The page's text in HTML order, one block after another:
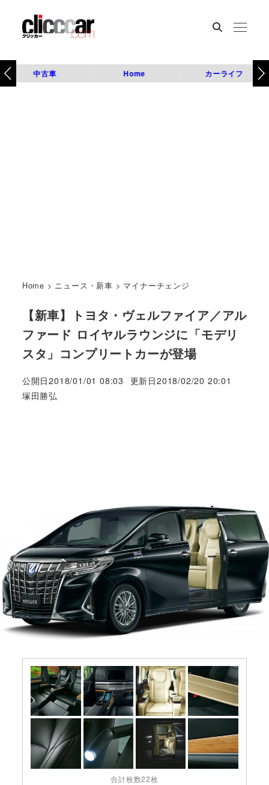
中古車 Home カーライフ
Home > ニュース・新車 > マイナーチェンジ
【新車】トヨタ・ヴェルファイア／アル
ファード ロイヤルラウンジに「モデリ
スタ」コンプリートカーが登場
公開日2018/01/01 08:03 更新日2018/02/20 20:01
著
塚田勝弘
合計枚数22枚